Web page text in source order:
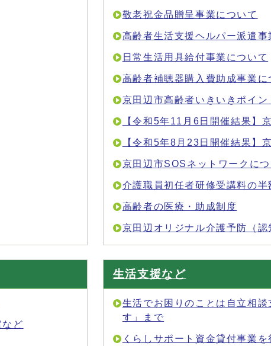
敬老祝金品贈呈事業について
高齢者生活支援ヘルパー派遣事
日常生活用具給付事業について
高齢者補聴器購入費助成事業に
京田辺市高齢者いきいきポイン
【令和5年11月6日開催結果】
【令和5年8月23日開催結果】
京田辺市SOSネットワークにつ
介護職員初任者研修受講料の半
高齢者の医療・助成制度
京田辺オリジナル介護予防（認
ど
生活支援など
生活でお困りのことは自立相
す」まで
くらしサポート資金貸付事業を